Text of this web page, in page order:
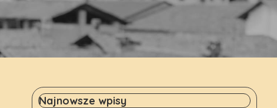
Najnowsze wpisy